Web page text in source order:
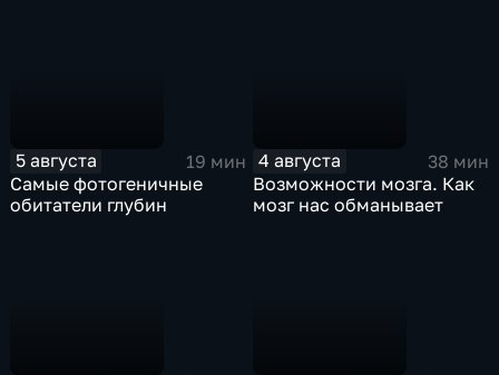
5 августа
19 мин
Самые фотогеничные
обитатели глубин
4 августа
38 мин
Возможности мозга. Как
мозг нас обманывает